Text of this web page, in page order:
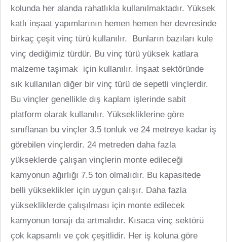
kolunda her alanda rahatlıkla kullanılmaktadır. Yüksek
katlı inşaat yapımlarının hemen hemen her devresinde
birkaç çeşit vinç türü kullanılır. Bunların bazıları kule
vinç dediğimiz türdür. Bu vinç türü yüksek katlara
malzeme taşımak için kullanılır. İnşaat sektöründe
sık kullanılan diğer bir vinç türü de sepetli vinçlerdir.
Bu vinçler genellikle dış kaplam işlerinde sabit
platform olarak kullanılır. Yüksekliklerine göre
sınıflanan bu vinçler 3.5 tonluk ve 24 metreye kadar iş
görebilen vinçlerdir. 24 metreden daha fazla
yükseklerde çalışan vinçlerin monte edileceği
kamyonun ağırlığı 7.5 ton olmalıdır. Bu kapasitede
belli yükseklikler için uygun çalışır. Daha fazla
yüksekliklerde çalışılması için monte edilecek
kamyonun tonajı da artmalıdır. Kısaca vinç sektörü
çok kapsamlı ve çok çeşitlidir. Her iş koluna göre